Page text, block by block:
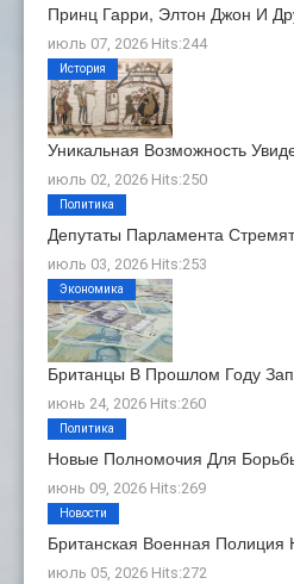
Принц Гарри, Элтон Джон И
июль 07, 2026 Hits:244
Уникальная Возможность
июль 02, 2026 Hits:250
История
Депутаты Парламента
июль 03, 2026 Hits:253
Политика
Британцы В Прошлом Году
июнь 24, 2026 Hits:260
Экономика
Новые Полномочия Для
июнь 09, 2026 Hits:269
Политика
Британская Военная
июль 05, 2026 Hits:272
Новости